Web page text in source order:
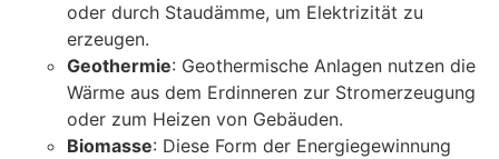
oder durch Staudämme, um Elektrizität zu
erzeugen.
Geothermie: Geothermische Anlagen nutzen die
Wärme aus dem Erdinneren zur Stromerzeugung
oder zum Heizen von Gebäuden.
Biomasse: Diese Form der Energiegewinnung